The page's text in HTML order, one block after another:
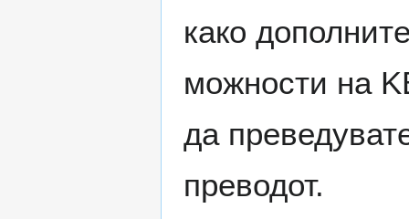
како
можности на
да
преводот.